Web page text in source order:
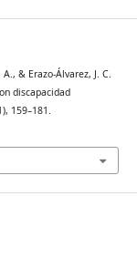
& Erazo-Álvarez, J. C.
discapacidad
159–181.